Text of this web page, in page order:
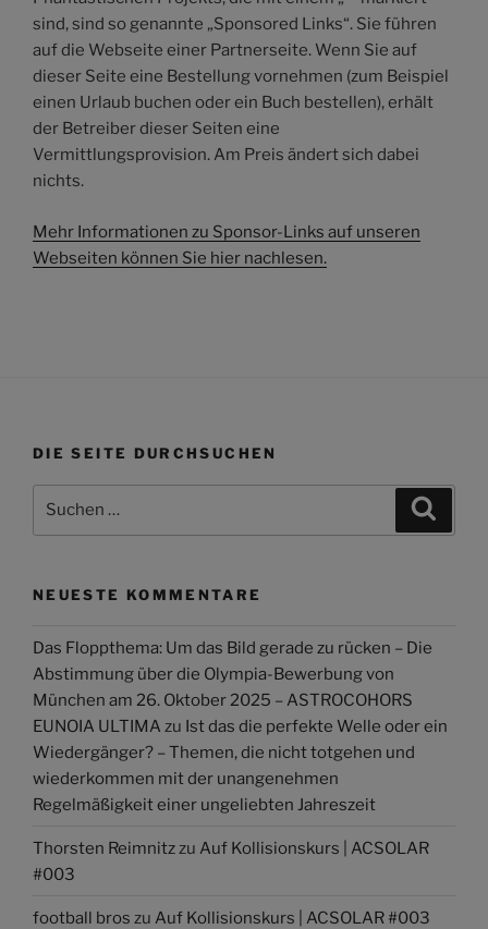
sind, sind so genannte „Sponsored Links“. Sie führen
auf die Webseite einer Partnerseite. Wenn Sie auf
dieser Seite eine Bestellung vornehmen (zum Beispiel
einen Urlaub buchen oder ein Buch bestellen), erhält
der Betreiber dieser Seiten eine
Vermittlungsprovision. Am Preis ändert sich dabei
nichts.
Mehr Informationen zu Sponsor-Links auf unseren
Webseiten können Sie hier nachlesen.
DIE SEITE DURCHSUCHEN
NEUESTE KOMMENTARE
Das Floppthema: Um das Bild gerade zu rücken – Die
Abstimmung über die Olympia-Bewerbung von
München am 26. Oktober 2025 – ASTROCOHORS
EUNOIA ULTIMA zu Ist das die perfekte Welle oder ein
Wiedergänger? – Themen, die nicht totgehen und
wiederkommen mit der unangenehmen
Regelmäßigkeit einer ungeliebten Jahreszeit
Thorsten Reimnitz zu Auf Kollisionskurs | ACSOLAR
#003
football bros zu Auf Kollisionskurs | ACSOLAR #003